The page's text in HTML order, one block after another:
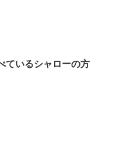
ているシャローの方